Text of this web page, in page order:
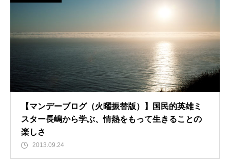
【マンデーブログ（火曜振替版）】国民的英雄ミ
スター長嶋から学ぶ、情熱をもって生きることの
楽しさ
2013.09.24